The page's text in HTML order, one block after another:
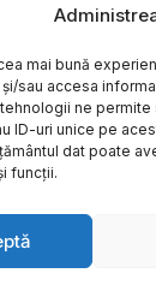
mai bună
sau accesa
ne
ID-uri unice pe
dat poate
funcții.
0786.720.706
0786.720.708
0786.720.709
0787.772.773